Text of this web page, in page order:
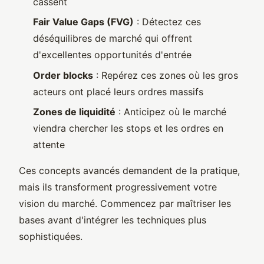
Fair Value Gaps (FVG) : Détectez ces
déséquilibres de marché qui offrent
d'excellentes opportunités d'entrée
Order blocks : Repérez ces zones où les gros
acteurs ont placé leurs ordres massifs
Zones de liquidité : Anticipez où le marché
viendra chercher les stops et les ordres en
attente
Ces concepts avancés demandent de la pratique,
mais ils transforment progressivement votre
vision du marché. Commencez par maîtriser les
bases avant d'intégrer les techniques plus
sophistiquées.